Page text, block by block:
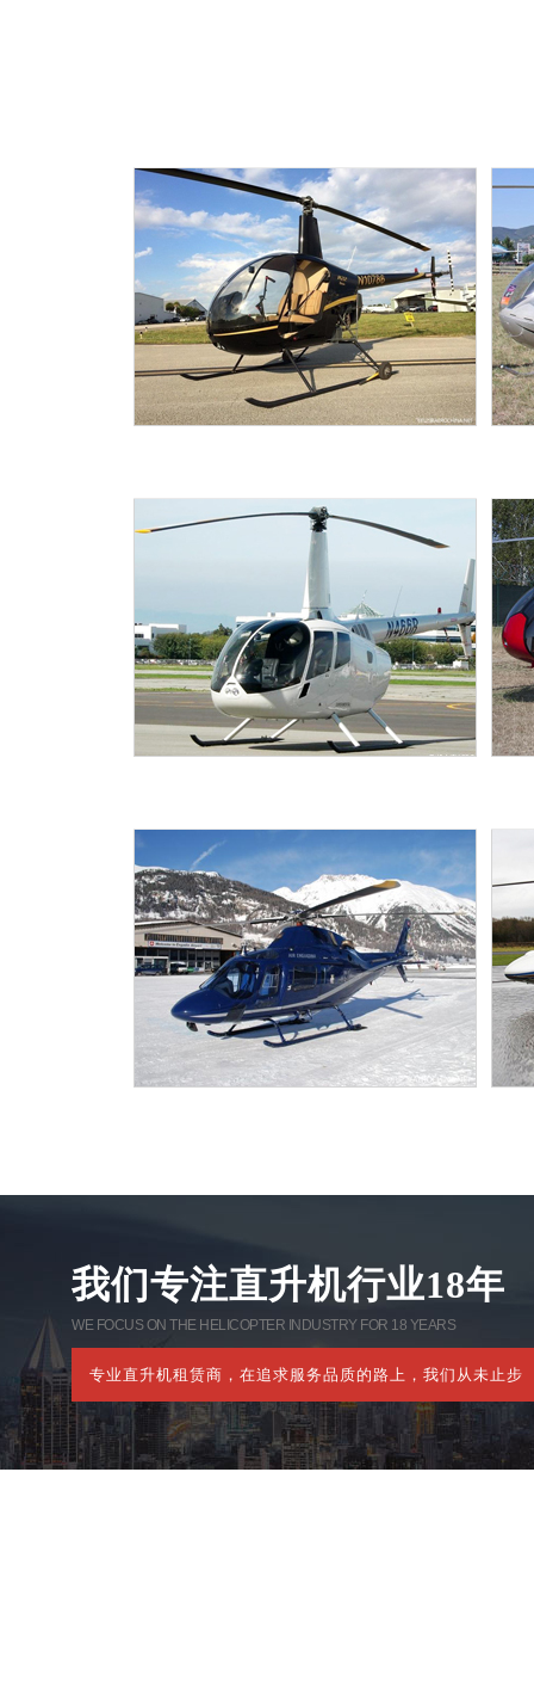
我们专注直升机行业18年
WE FOCUS ON THE HELICOPTER INDUSTRY FOR 18 YEARS
专业直升机租赁商，在追求服务品质的路上，我们从未止步